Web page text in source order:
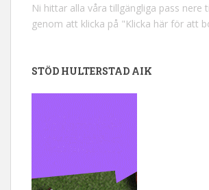
Ni hittar alla våra tillgängliga pass nere
genom att klicka på "Klicka här för att
STÖD HULTERSTAD AIK